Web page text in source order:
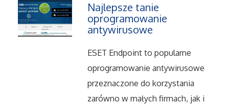
Ślub i Wesele
Weterynaryjne, Hodowla Zwierząt
Sprzątanie, Porządkowanie
Serwis
Najlepsze tanie
oprogramowanie
antywirusowe
ESET Endpoint to popularne
oprogramowanie antywirusowe
przeznaczone do korzystania
zarówno w małych firmach, jak i